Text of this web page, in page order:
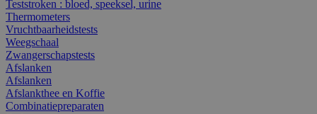
Teststroken : bloed, speeksel, urine
Thermometers
Vruchtbaarheidstests
Weegschaal
Zwangerschapstests
Afslanken
Afslanken
Afslankthee en Koffie
Combinatiepreparaten